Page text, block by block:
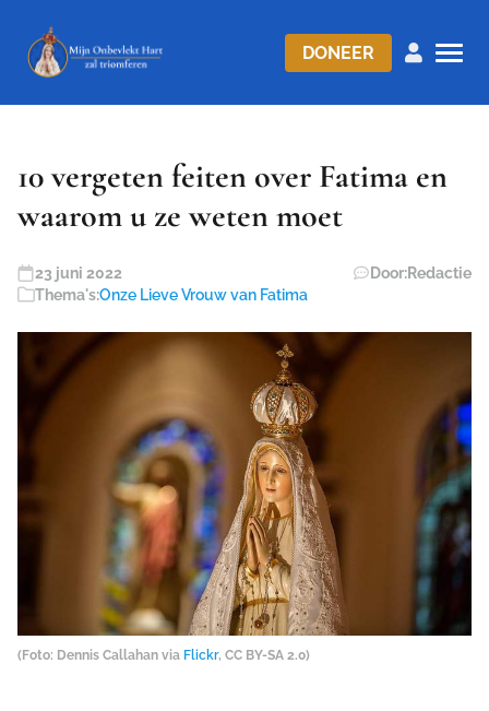
DONEER
10 vergeten feiten over Fatima en
waarom u ze weten moet
23 juni 2022 Door:Redactie
Thema's:Onze Lieve Vrouw van Fatima
(Foto: Dennis Callahan via Flickr, CC BY-SA 2.0)